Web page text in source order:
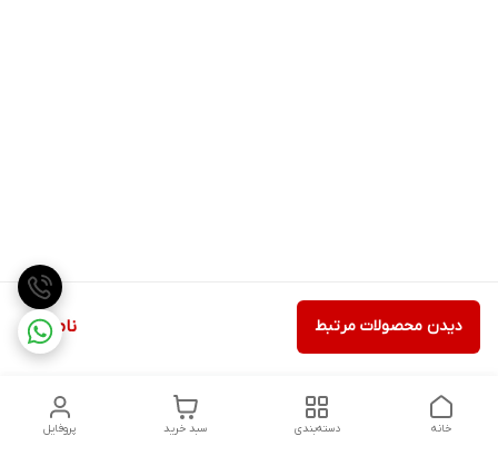
ناموجود دیدن محصولات مرتبط
پروفایل سبد خرید دسته‌بندی خانه